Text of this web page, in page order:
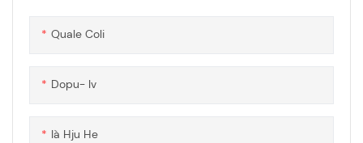
Quale Coli
Dopu- Iv
Ià Hju He
dispositi protettivi specializati
l'ufficiali una barriera durable è